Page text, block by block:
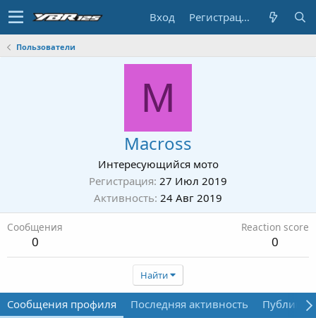
Вход Регистрация
Пользователи
M
Macross
Интересующийся мото
Регистрация 27 Июл 2019
Активность 24 Авг 2019
Сообщения
0
Reaction score
0
Найти
Сообщения профиля Последняя активность